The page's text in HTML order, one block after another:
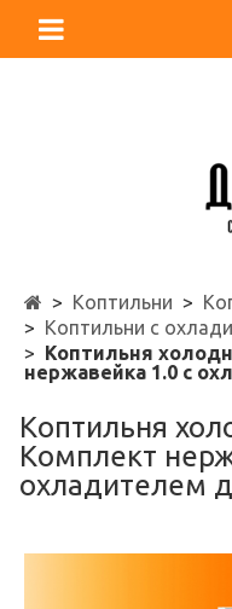
Коптильни
Коптильни с
Коптильня
нержавейка 1.0 с
Коптильня
Комплект
охладителем